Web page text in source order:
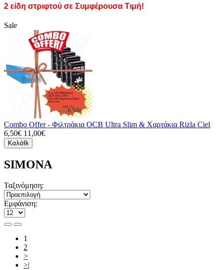
2 είδη στριφτού σε Συμφέρουσα Τιμή!
Sale
Combo Offer - Φιλτράκια OCB Ultra Slim & Χαρτάκια Rizla Ciel
6,50€ 11,00€
Καλάθι
SIMONA
Ταξινόμηση:
Εμφάνιση:
1
2
>
>|